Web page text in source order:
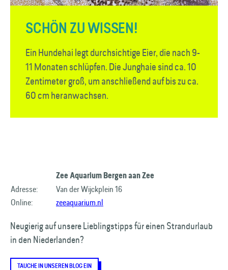
SCHÖN ZU WISSEN!
Ein Hundehai legt durchsichtige Eier, die nach 9-
11 Monaten schlüpfen. Die Junghaie sind ca. 10
Zentimeter groß, um anschließend auf bis zu ca.
60 cm heranwachsen.
Zee Aquarium Bergen aan Zee
Adresse:
Van der Wijckplein 16
Online:
zeeaquarium.nl
Neugierig auf unsere Lieblingstipps für einen Strandurlaub
in den Niederlanden?
TAUCHE IN UNSEREN BLOG EIN